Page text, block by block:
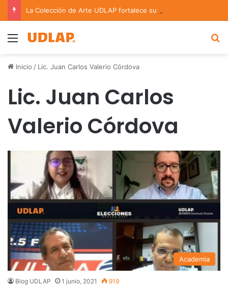
Menu
Inicio / Lic. Juan Carlos Valerio Córdova
Lic. Juan Carlos
Valerio Córdova
Academia
Blog UDLAP 1 junio, 2021 919